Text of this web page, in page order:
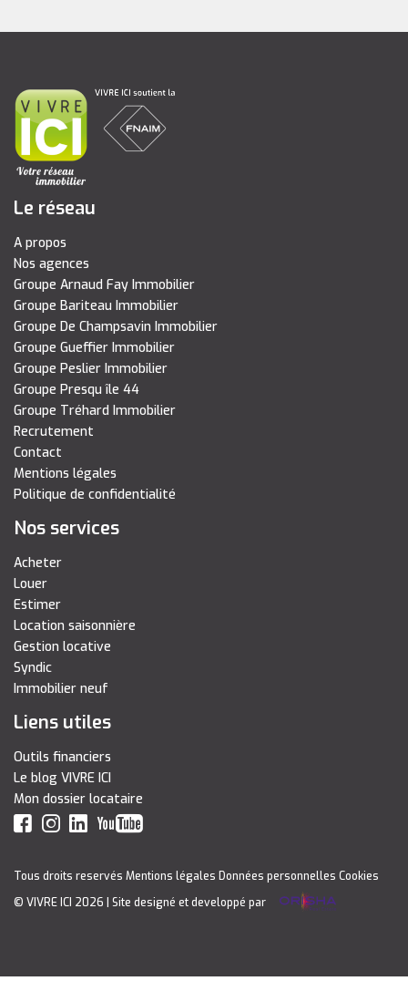
Le réseau
A propos
Nos agences
Groupe Arnaud Fay Immobilier
Groupe Bariteau Immobilier
Groupe De Champsavin Immobilier
Groupe Gueffier Immobilier
Groupe Peslier Immobilier
Groupe Presqu île 44
Groupe Tréhard Immobilier
Recrutement
Contact
Mentions légales
Politique de confidentialité
Nos services
Acheter
Louer
Estimer
Location saisonnière
Gestion locative
Syndic
Immobilier neuf
Liens utiles
Outils financiers
Le blog VIVRE ICI
Mon dossier locataire
Tous droits reservés Mentions légales Données personnelles Cookies
© VIVRE ICI 2026
| Site designé et developpé par